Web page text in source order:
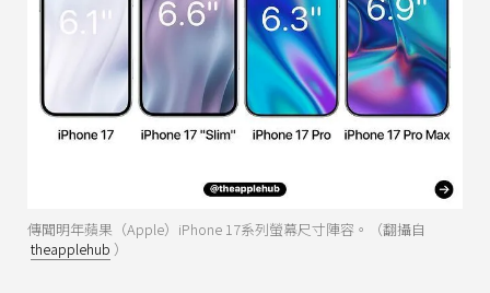
傳聞明年蘋果（Apple）iPhone 17系列螢幕尺寸陣容。（翻攝自
theapplehub ）